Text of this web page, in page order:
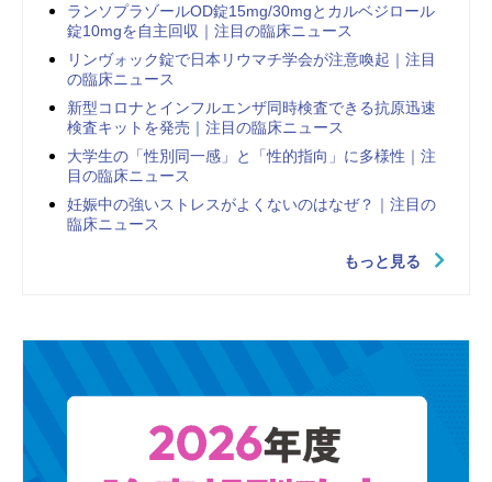
ランソプラゾールOD錠15mg/30mgとカルベジロール
錠10mgを自主回収｜注目の臨床ニュース
リンヴォック錠で日本リウマチ学会が注意喚起｜注目
の臨床ニュース
新型コロナとインフルエンザ同時検査できる抗原迅速
検査キットを発売｜注目の臨床ニュース
大学生の「性別同一感」と「性的指向」に多様性｜注
目の臨床ニュース
妊娠中の強いストレスがよくないのはなぜ？｜注目の
臨床ニュース
もっと見る